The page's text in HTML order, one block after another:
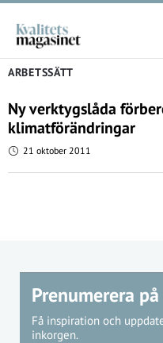
ARBETSSÄTT
Ny verktygslåda
klimatförändringar
21 oktober 2011
Prenumerera
Få inspiration och
inkorgen.